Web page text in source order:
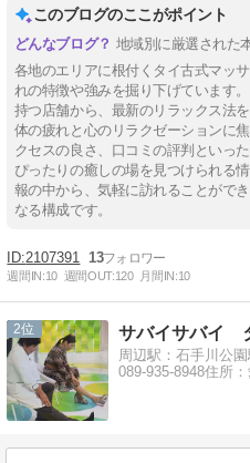
このブログのここがポイント
地域別に厳選された
各地のエリアに根付くタイ古式マッ
れの特徴や強みを掘り下げています
持つ店舗から、最新のリラックス法
体の疲れと心のリラクゼーションに
クセスの良さ、口コミの評判といっ
ぴったりの癒しの場を見つけられる
報の中から、気軽に訪れることがで
なる構成です。
2107391 13
週間IN:10 週間OUT:120 月間IN:10
2
周辺駅：石手川公